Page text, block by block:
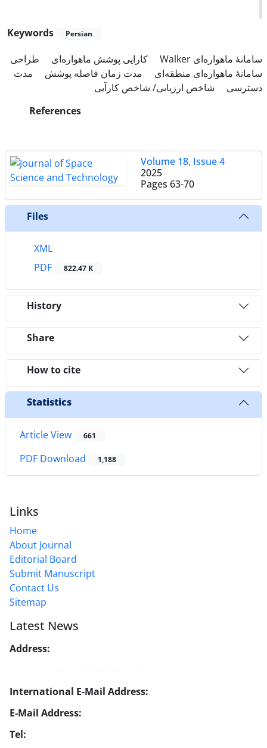
Keywords Persian
سامانهٔ ماهواره‌ای Walker کارایی پوشش ماهواره‌ای
طراحی
سامانهٔ ماهواره‌ای منطقه‌ای
مدت زمان فاصله پوشش
مدت
دسترسی
شاخص ارزیابی/ شاخص کارآیی
References
Volume 18, Issue 4
2025
Pages 63-70
Files
XML
PDF
822.47 K
History
Share
How to cite
Statistics
Article View 661
PDF Download 1,188
Links
Home
About Journal
Editorial Board
Submit Manuscript
Contact Us
Sitemap
Latest News
Address:
International E-Mail Address:
E-Mail Address:
Tel: